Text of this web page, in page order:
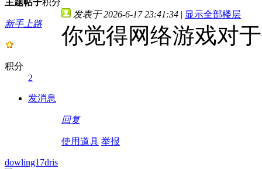
主题帖子积分
新手上路
积分
2
发消息
发表于 2026-6-17 23:41:34 | 显示全部楼层
你觉得网络游戏对
回复
使用道具 举报
dowling17dris